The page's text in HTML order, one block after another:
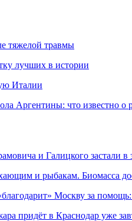
тяжелой травмы
лучших в истории
Италии
Аргентины: что известно о
и Галицкого застали
и рыбакам. Биомасса
Москву за
придёт в Краснодар уже